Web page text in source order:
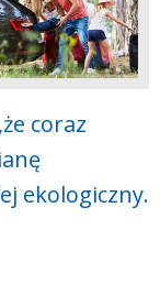
coraz
ekologiczny.